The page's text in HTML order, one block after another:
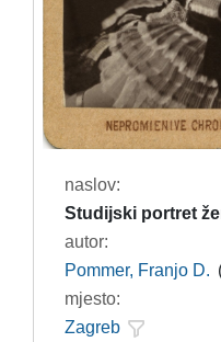
naslov:
Studijski portret
autor:
Pommer, Franjo D.
mjesto:
Zagreb